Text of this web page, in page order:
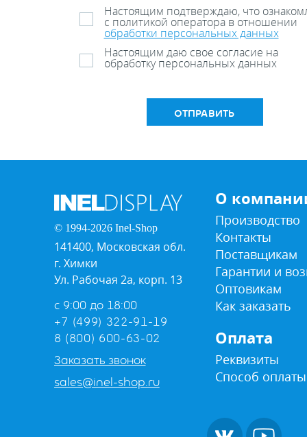
Настоящим подтверждаю, что
с политикой оператора в отношении
обработки персональных данных
Настоящим даю свое согласие на
обработку персональных данных
ОТПРАВИТЬ
© 1994-2026 Inel-Shop
141400, Московская обл.
г. Химки
Ул. Рабочая 2а, корп. 13
с 9:00 до 18:00
+7 (499) 322-91-19
8 (800) 600-63-02
Заказать звонок
sales@inel-shop.ru
О
Производство
Контакты
Поставщикам
Гарантии и
Оптовикам
Как заказать
Оплата
Реквизиты
Способ оплаты